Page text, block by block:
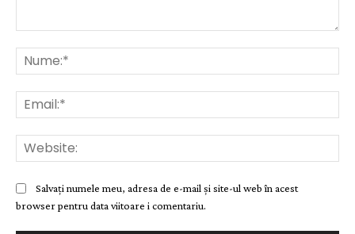
Salvați numele meu, adresa de e-mail și site-ul web în acest
browser pentru data viitoare i comentariu.